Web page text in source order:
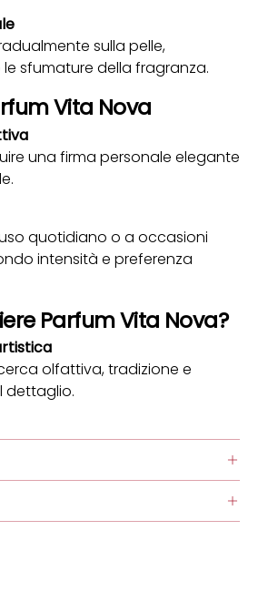
sulla pelle,
sfumature della fragranza.
Vita Nova
una firma personale elegante
quotidiano o a occasioni
intensità e preferenza
Parfum Vita Nova?
olfattiva, tradizione e
dettaglio.